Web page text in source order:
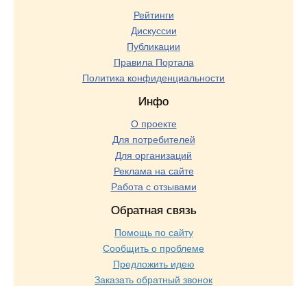
Рейтинги
Дискуссии
Публикации
Правила Портала
Политика конфиденциальности
Инфо
О проекте
Для потребителей
Для организаций
Реклама на сайте
Работа с отзывами
Обратная связь
Помощь по сайту
Сообщить о проблеме
Предложить идею
Заказать обратный звонок